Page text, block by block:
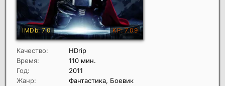
Качество:
HDrip
Время:
110 мин.
Год:
2011
Жанр:
Фантастика, Боевик